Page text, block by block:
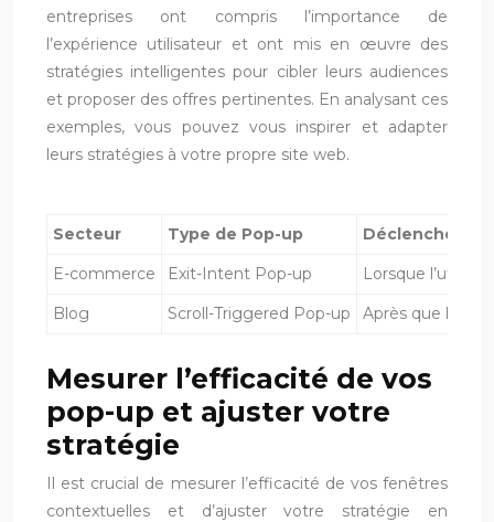
entreprises ont compris l’importance de
l’expérience utilisateur et ont mis en œuvre des
stratégies intelligentes pour cibler leurs audiences
et proposer des offres pertinentes. En analysant ces
exemples, vous pouvez vous inspirer et adapter
leurs stratégies à votre propre site web.
Secteur Type de Pop-up
Déclencheur
E-commerce
Exit-Intent Pop-up
Lorsque
Blog
Scroll-Triggered Pop-up Après que
Mesurer l’efficacité de vos
pop-up et ajuster votre
stratégie
Il est crucial de mesurer l’efficacité de vos fenêtres
contextuelles et d’ajuster votre stratégie en